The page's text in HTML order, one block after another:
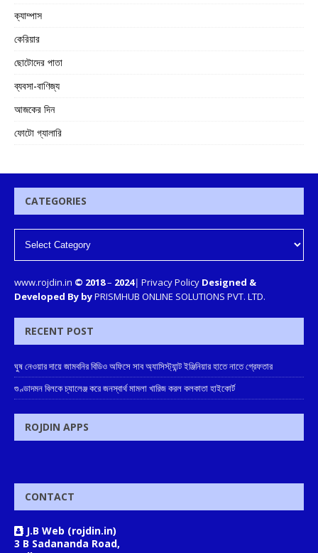
ক্যাম্পাস
কেরিয়ার
ছোটোদের পাতা
ব্যবসা-বাণিজ্য
আজকের দিন
ফোটো গ্যালারি
CATEGORIES
www.rojdin.in © 2018– 2024| Privacy Policy Designed &
Developed By byPRISMHUB ONLINE SOLUTIONS PVT. LTD.
RECENT POST
ঘুষ নেওয়ার দায়ে জামবনির বিডিও অফিসে সাব অ্যাসিস্ট্যান্ট ইঞ্জিনিয়ার হাতে নাতে গ্রেফতার
গুণ্ডাদমন বিলকে চ্যালেঞ্জ করে জনস্বার্থ মামলা খারিজ করল কলকাতা হাইকোর্ট
ROJDIN APPS
CONTACT
J.B Web (rojdin.in)
3 B Sadananda Road,